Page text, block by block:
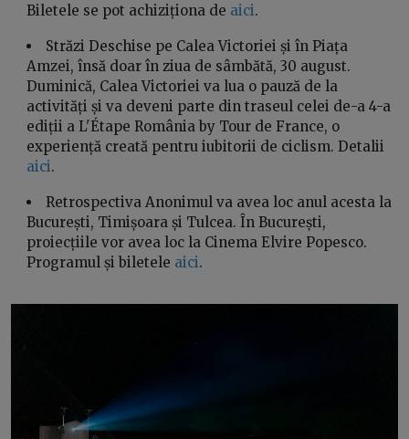
Biletele se pot achiziționa de aici.
Străzi Deschise pe Calea Victoriei și în Piața
Amzei, însă doar în ziua de sâmbătă, 30 august.
Duminică, Calea Victoriei va lua o pauză de la
activități și va deveni parte din traseul celei de-a 4-a
ediții a L'Étape România by Tour de France, o
experiență creată pentru iubitorii de ciclism. Detalii
aici.
Retrospectiva Anonimul va avea loc anul acesta la
București, Timișoara și Tulcea. În București,
proiecțiile vor avea loc la Cinema Elvire Popesco.
Programul și biletele aici.